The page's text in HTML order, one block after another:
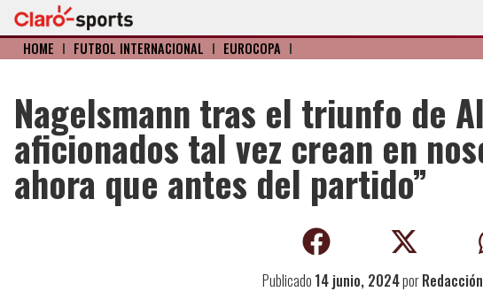
HOME I FÚTBOL INTERNACIONAL I EUROCOPA I
Nagelsmann tras el triunfo de
aficionados tal vez crean en
ahora que antes del partido”
Publicado 14 junio, 2024por